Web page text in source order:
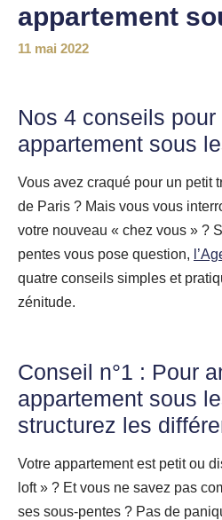
appartement
11 mai 2022
Nos 4 conseils
appartement sous
Vous avez craqué pour un petit
de Paris ? Mais vous vous
votre nouveau « chez vous » ?
pentes vous pose question,
quatre conseils simples et
zénitude.
Conseil n°1 : Pour
appartement sous
structurez les
Votre appartement est petit ou
loft » ? Et vous ne savez pas
ses sous-pentes ? Pas de